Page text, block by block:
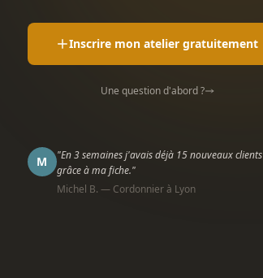
Inscrire mon atelier gratuitement
Une question d'abord ?
M
"En 3 semaines j'avais déjà 15 nouveaux clients
grâce à ma fiche."
Michel B. — Cordonnier à Lyon